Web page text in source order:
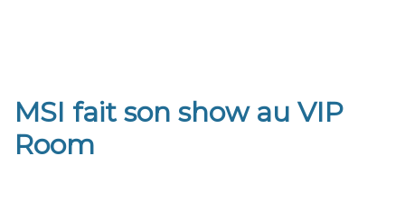
MSI fait son show au VIP
Room